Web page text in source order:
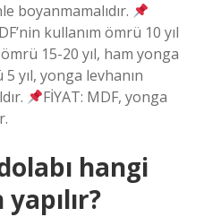
boyanmamalıdır.
kullanım ömrü 10 yıl
15-20 yıl, ham yonga
yıl, yonga levhanın
FİYAT: MDF, yonga
hangi